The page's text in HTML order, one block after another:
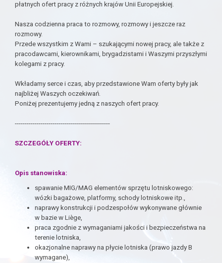
płatnych ofert pracy z różnych krajów Unii Europejskiej.
Nasza codzienna praca to rozmowy, rozmowy i jeszcze raz
rozmowy.
Przede wszystkim z Wami – szukającymi nowej pracy, ale także z
pracodawcami, kierownikami, brygadzistami i Waszymi przyszłymi
kolegami z pracy.
Wkładamy serce i czas, aby przedstawione Wam oferty były jak
najbliżej Waszych oczekiwań.
Poniżej prezentujemy jedną z naszych ofert pracy.
------------------------------------------------
SZCZEGÓŁY OFERTY:
Opis stanowiska:
spawanie MIG/MAG elementów sprzętu lotniskowego:
wózki bagażowe, platformy, schody lotniskowe itp.,
naprawy konstrukcji i podzespołów wykonywane głównie
w bazie w Liège,
praca zgodnie z wymaganiami jakości i bezpieczeństwa na
terenie lotniska,
okazjonalne naprawy na płycie lotniska (prawo jazdy B
wymagane),